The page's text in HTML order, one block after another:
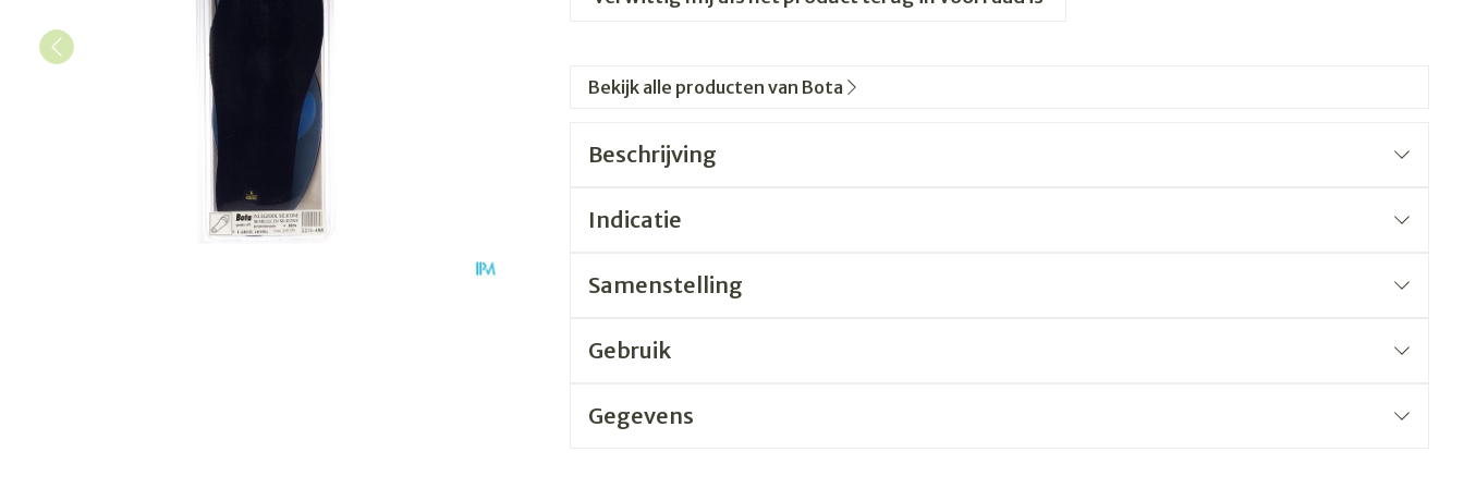
Bekijk alle producten van Bota
Beschrijving
Indicatie
Samenstelling
Gebruik
Gegevens